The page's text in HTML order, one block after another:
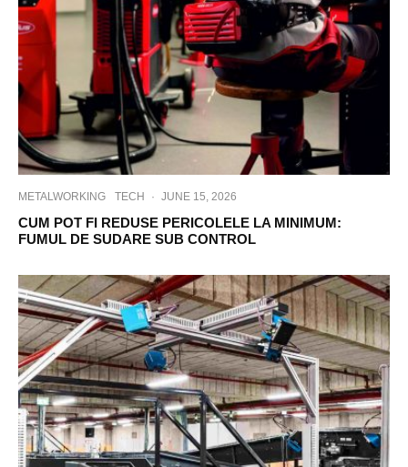
METALWORKING TECH · JUNE 15, 2026
CUM POT FI REDUSE PERICOLELE LA MINIMUM:
FUMUL DE SUDARE SUB CONTROL